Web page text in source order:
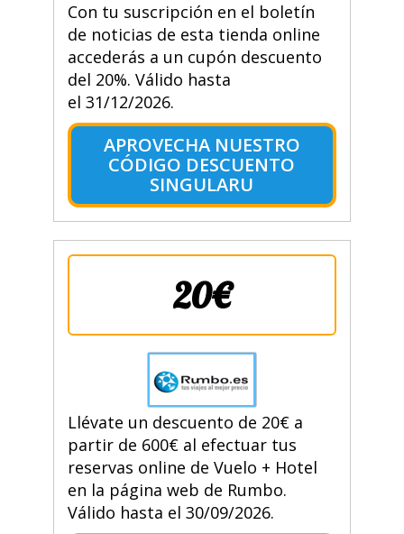
Con tu suscripción en el boletín
de noticias de esta tienda online
accederás a un cupón descuento
del 20%. Válido hasta
el 31/12/2026.
APROVECHA NUESTRO
CÓDIGO DESCUENTO
SINGULARU
20€
Llévate un descuento de 20€ a
partir de 600€ al efectuar tus
reservas online de Vuelo + Hotel
en la página web de Rumbo.
Válido hasta el 30/09/2026.